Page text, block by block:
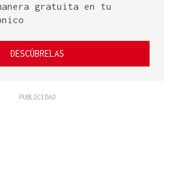
gratuita en tu
DESCÚBRELAS